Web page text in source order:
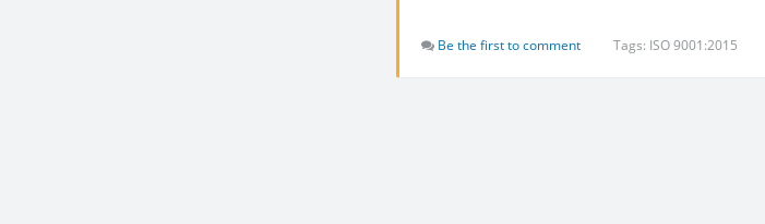
Be the first to comment Tags: ISO 9001:2015